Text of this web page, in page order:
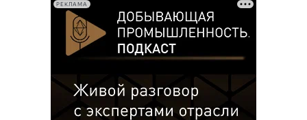
РЕКЛАМА